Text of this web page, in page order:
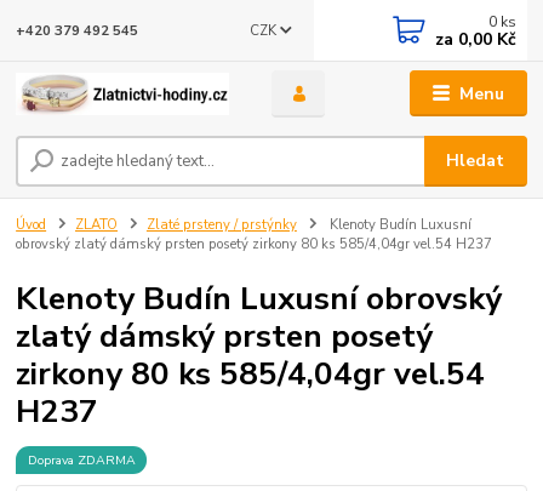
Menu
CZK
Hledat
+420 379 492 545 0 ks
za 0,00 Kč
Úvod ZLATO Zlaté prsteny / prstýnky
Klenoty Budín Luxusní
obrovský zlatý dámský prsten posetý zirkony 80 ks 585/4,04gr vel.54 H237
Klenoty Budín Luxusní obrovský
zlatý dámský prsten posetý
zirkony 80 ks 585/4,04gr vel.54
H237
Doprava ZDARMA